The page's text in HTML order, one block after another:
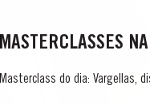
MASTERCLASSES
Masterclass do dia: Vargellas,